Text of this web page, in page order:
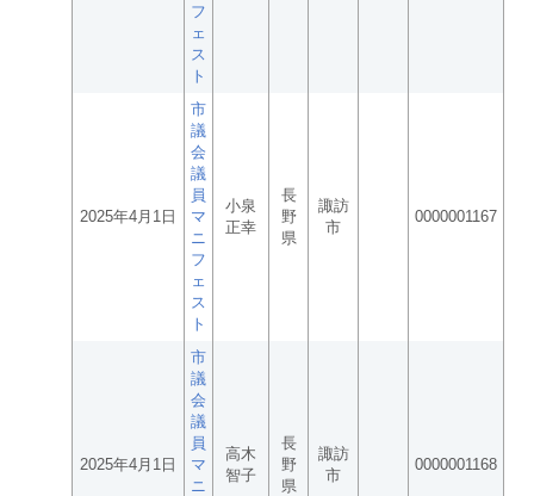
フ
ェ
ス
ト
2025年4月1日
市
議
会
議
員
マ
ニ
フ
ェ
ス
ト
小泉
正幸
長
野
県
諏訪
市
0000001167
2025年4月1日
市
議
会
議
員
マ
ニ
高木
智子
長
野
県
諏訪
市
0000001168